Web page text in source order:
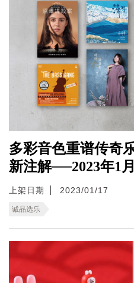
多彩音色重谱传奇
新注解──2023年1
上架日期 2023/01/17
诚品选乐